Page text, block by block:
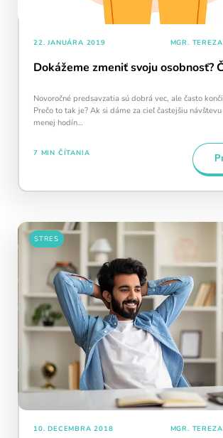
22. JANUÁRA 2019 MGR.
Dokážeme zmeniť svoju osobnosť?
Novoročné predsavzatia sú dobrá vec, ale často
Prečo to tak je? Ak si dáme za cieľ častejšiu
menej hodín…
7 MIN ČÍTANIA
STRES
10. DECEMBRA 2018 MGR.